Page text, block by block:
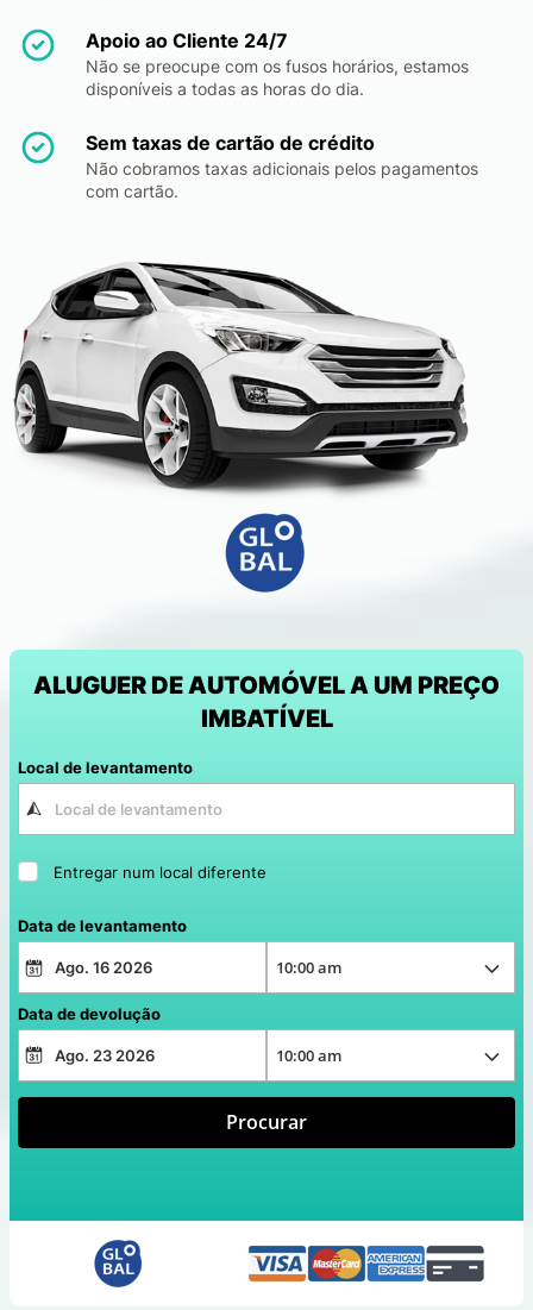
Apoio ao Cliente 24/7
Não se preocupe com os fusos horários, estamos
disponíveis a todas as horas do dia.
Sem taxas de cartão de crédito
Não cobramos taxas adicionais pelos pagamentos
com cartão.
ALUGUER DE AUTOMÓVEL A UM PREÇO
IMBATÍVEL
Local de levantamento
Entregar num local diferente
Data de levantamento
Data de devolução
Procurar